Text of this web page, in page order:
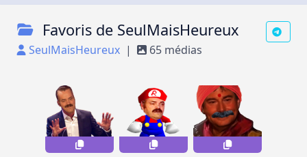
Favoris de SeulMaisHeureux
SeulMaisHeureux | 65 médias